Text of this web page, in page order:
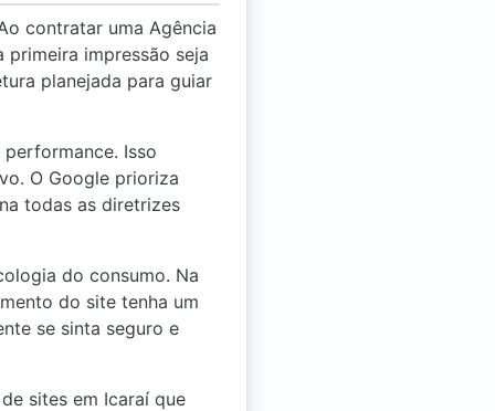
contratar uma Agência
primeira impressão seja
planejada para guiar
Isso
O Google prioriza
todas as diretrizes
do consumo. Na
do site tenha um
se sinta seguro e
sites em Icaraí que